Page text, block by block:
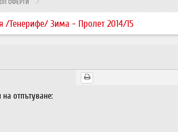
ОФЕРТИ
/Тенерифе/ Зима - Пролет 2014/15
на отпътуване: